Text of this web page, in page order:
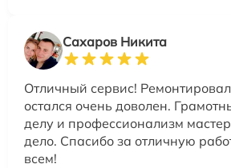
Сахаров Никита
Отличный сервис!
остался очень доволен.
делу и профессионализм
дело. Спасибо за отличную
всем!